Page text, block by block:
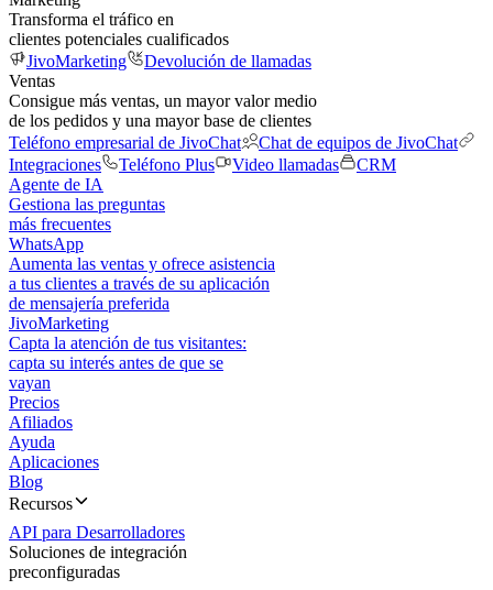
Transforma el tráfico en
clientes potenciales cualificados
JivoMarketing
Devolución de llamadas
Ventas
Consigue más ventas, un mayor valor medio
de los pedidos y una mayor base de clientes
Teléfono empresarial de JivoChat
Chat de equipos de JivoChat
Integraciones
Teléfono Plus Video llamadas
CRM
Agente de IA
Gestiona las preguntas
más frecuentes
WhatsApp
Aumenta las ventas y ofrece asistencia
a tus clientes a través de su aplicación
de mensajería preferida
JivoMarketing
Capta la atención de tus visitantes:
capta su interés antes de que se
vayan
Precios
Afiliados
Ayuda
Aplicaciones
Blog
Recursos
API para Desarrolladores
Soluciones de integración
preconfiguradas